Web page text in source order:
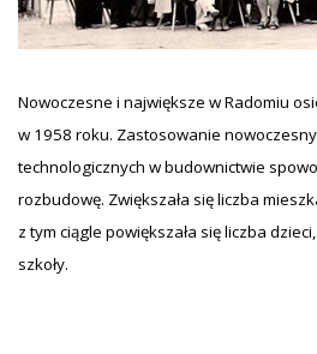
Nowoczesne i największe w Radomiu
w 1958 roku. Zastosowanie
technologicznych w budownictwie
rozbudowę. Zwiększała się liczba
z tym ciągle powiększała się liczba
szkoły.